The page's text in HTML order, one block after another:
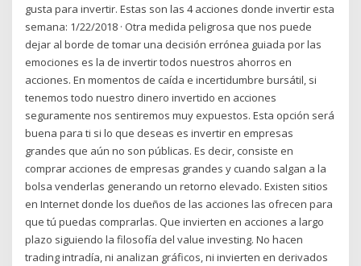
gusta para invertir. Estas son las 4 acciones donde invertir esta
semana: 1/22/2018 · Otra medida peligrosa que nos puede
dejar al borde de tomar una decisión errónea guiada por las
emociones es la de invertir todos nuestros ahorros en
acciones. En momentos de caída e incertidumbre bursátil, si
tenemos todo nuestro dinero invertido en acciones
seguramente nos sentiremos muy expuestos. Esta opción será
buena para ti si lo que deseas es invertir en empresas
grandes que aún no son públicas. Es decir, consiste en
comprar acciones de empresas grandes y cuando salgan a la
bolsa venderlas generando un retorno elevado. Existen sitios
en Internet donde los dueños de las acciones las ofrecen para
que tú puedas comprarlas. Que invierten en acciones a largo
plazo siguiendo la filosofía del value investing. No hacen
trading intradía, ni analizan gráficos, ni invierten en derivados